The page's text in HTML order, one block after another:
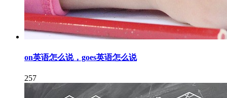
on英语怎么说，goes英语怎么说
257